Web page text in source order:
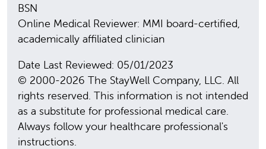
BSN
Online Medical Reviewer: MMI board-certified,
academically affiliated clinician
Date Last Reviewed: 05/01/2023
© 2000-2026 The StayWell Company, LLC. All
rights reserved. This information is not intended
as a substitute for professional medical care.
Always follow your healthcare professional's
instructions.